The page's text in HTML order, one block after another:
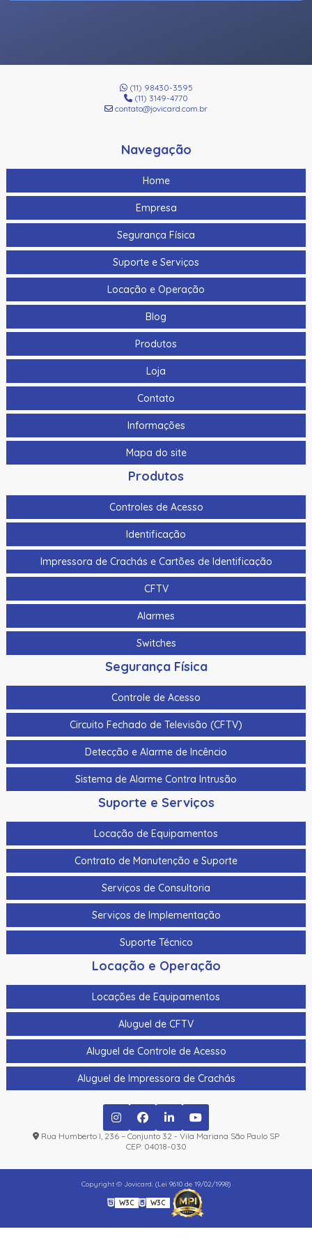
(11) 98430-3595
(11) 3149-4770
contato@jovicard.com.br
Navegação
Home
Empresa
Segurança Física
Suporte e Serviços
Locação e Operação
Blog
Produtos
Loja
Contato
Informações
Mapa do site
Produtos
Controles de Acesso
Identificação
Impressora de Crachás e Cartões de Identificação
CFTV
Alarmes
Switches
Segurança Física
Controle de Acesso
Circuito Fechado de Televisão (CFTV)
Detecção e Alarme de Incêncio
Sistema de Alarme Contra Intrusão
Suporte e Serviços
Locação de Equipamentos
Contrato de Manutenção e Suporte
Serviços de Consultoria
Serviços de Implementação
Suporte Técnico
Locação e Operação
Locações de Equipamentos
Aluguel de CFTV
Aluguel de Controle de Acesso
Aluguel de Impressora de Crachás
Rua Humberto I, 236 – Conjunto 32 - Vila Mariana São Paulo SP
CEP: 04018-030
Copyright © Jovicard. (Lei 9610 de 19/02/1998)
W3C W3C